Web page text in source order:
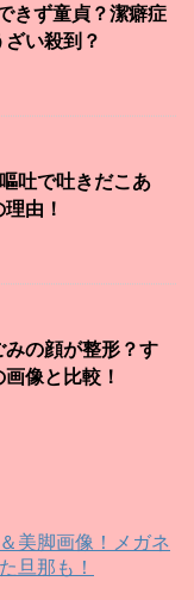
きず童貞？潔癖症
い殺到？
吐で吐きだこあ
由！
の顔が整形？す
像と比較！
美脚画像！メガネ
旦那も！